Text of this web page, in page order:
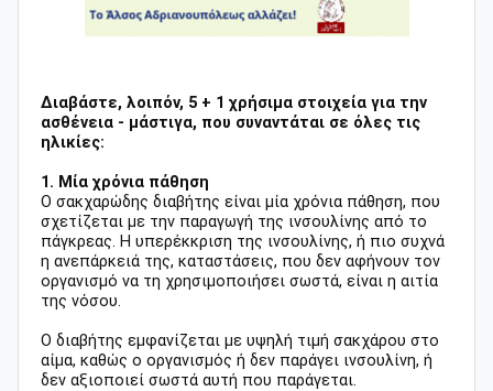
Διαβάστε, λοιπόν, 5 + 1 χρήσιμα στοιχεία για την
ασθένεια - μάστιγα, που συναντάται σε όλες τις
ηλικίες:
1. Μία χρόνια πάθηση
Ο σακχαρώδης διαβήτης είναι μία χρόνια πάθηση, που
σχετίζεται με την παραγωγή της ινσουλίνης από το
πάγκρεας. Η υπερέκκριση της ινσουλίνης, ή πιο συχνά
η ανεπάρκειά της, καταστάσεις, που δεν αφήνουν τον
οργανισμό να τη χρησιμοποιήσει σωστά, είναι η αιτία
της νόσου.
Ο διαβήτης εμφανίζεται με υψηλή τιμή σακχάρου στο
αίμα, καθώς ο οργανισμός ή δεν παράγει ινσουλίνη, ή
δεν αξιοποιεί σωστά αυτή που παράγεται.